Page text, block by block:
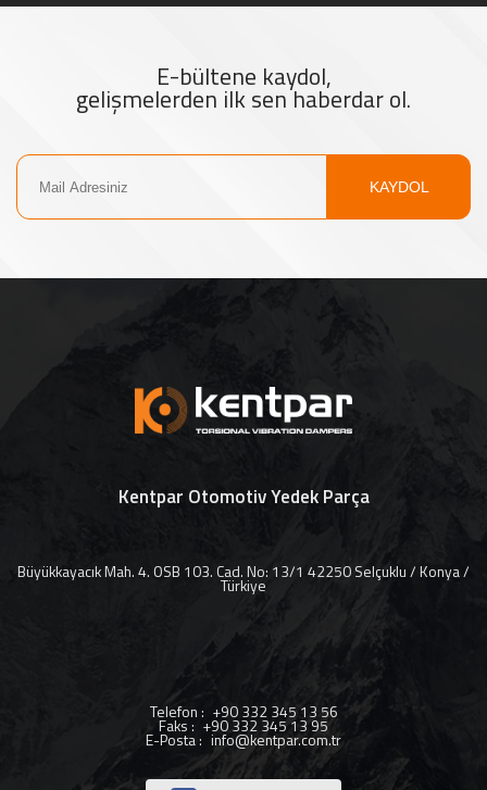
E-bültene kaydol,
gelişmelerden ilk sen haberdar ol.
KAYDOL
Kentpar Otomotiv Yedek Parça
Büyükkayacık Mah. 4. OSB 103. Cad. No: 13/1 42250 Selçuklu / Konya /
Türkiye
Telefon: +90 332 345 13 56
Faks: +90 332 345 13 95
E-Posta: info@kentpar.com.tr